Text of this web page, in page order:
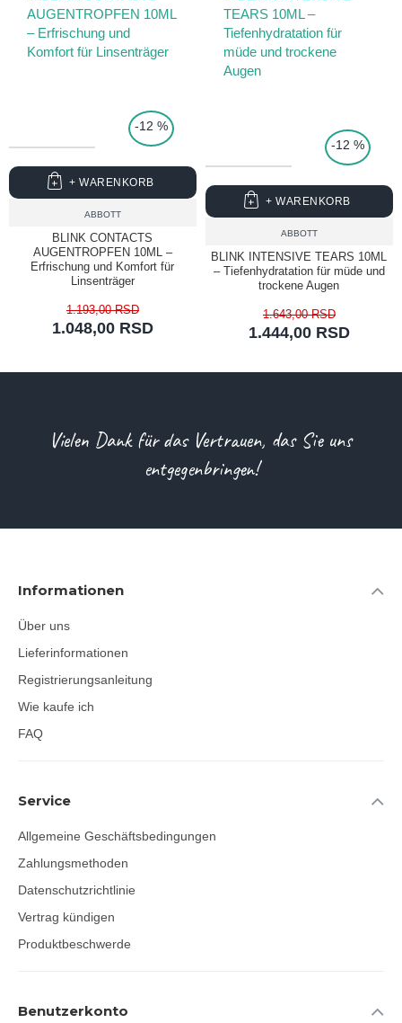
-12 %
ABBOTT
BLINK CONTACTS
AUGENTROPFEN 10ML –
Erfrischung und Komfort für
Linsenträger
1.048,00 RSD
1.193,00 RSD
+ WARENKORB
TOP PRICE -12 %
ABBOTT
BLINK INTENSIVE TEARS 10ML
– Tiefenhydratation für müde und
trockene Augen
1.444,00 RSD
1.643,00 RSD
+ WARENKORB
Vielen Dank für das Vertrauen, das Sie uns
entgegenbringen!
Informationen
Über uns
Lieferinformationen
Registrierungsanleitung
Wie kaufe ich
FAQ
Service
Allgemeine Geschäftsbedingungen
Zahlungsmethoden
Datenschutzrichtlinie
Vertrag kündigen
Produktbeschwerde
Benutzerkonto